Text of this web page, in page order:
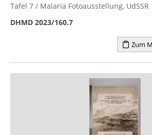
Tafel 7 / Malaria Fotoausstellung, UdSSR
DHMD 2023/160.7
Zum